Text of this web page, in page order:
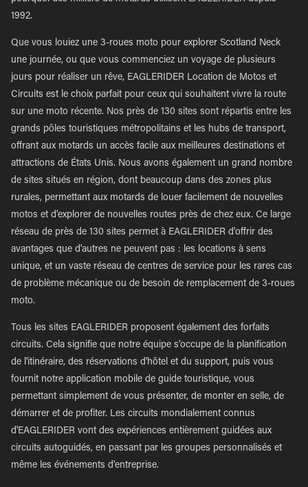
1992.
Que vous louiez une 3-roues moto pour explorer Scotland Neck
une journée, ou que vous commenciez un voyage de plusieurs
jours pour réaliser un rêve, EAGLERIDER Location de Motos et
Circuits est le choix parfait pour ceux qui souhaitent vivre la route
sur une moto récente. Nos près de 130 sites sont répartis entre les
grands pôles touristiques métropolitains et les hubs de transport,
offrant aux motards un accès facile aux meilleures destinations et
attractions de États Unis. Nous avons également un grand nombre
de sites situés en région, dont beaucoup dans des zones plus
rurales, permettant aux motards de louer facilement de nouvelles
motos et d'explorer de nouvelles routes près de chez eux. Ce large
réseau de près de 130 sites permet à EAGLERIDER d'offrir des
avantages que d'autres ne peuvent pas : les locations à sens
unique, et un vaste réseau de centres de service pour les rares cas
de problème mécanique ou de besoin de remplacement de 3-roues
moto.
Tous les sites EAGLERIDER proposent également des forfaits
circuits. Cela signifie que notre équipe s'occupe de la planification
de l'itinéraire, des réservations d'hôtel et du support, puis vous
fournit notre application mobile de guide touristique, vous
permettant simplement de vous présenter, de monter en selle, de
démarrer et de profiter. Les circuits mondialement connus
d'EAGLERIDER vont des expériences entièrement guidées aux
circuits autoguidés, en passant par les groupes personnalisés et
même les événements d'entreprise.